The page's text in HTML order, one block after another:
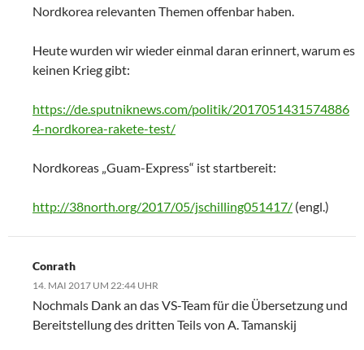
Nordkorea relevanten Themen offenbar haben.
Heute wurden wir wieder einmal daran erinnert, warum es
keinen Krieg gibt:
https://de.sputniknews.com/politik/2017051431574886
4-nordkorea-rakete-test/
Nordkoreas „Guam-Express“ ist startbereit:
http://38north.org/2017/05/jschilling051417/ (engl.)
Conrath
14. MAI 2017 UM 22:44 UHR
Nochmals Dank an das VS-Team für die Übersetzung und
Bereitstellung des dritten Teils von A. Tamanskij